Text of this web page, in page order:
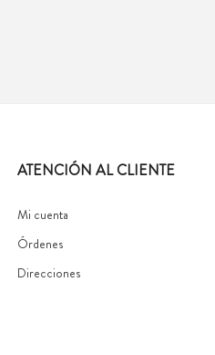
ATENCIÓN AL CLIENTE
Mi cuenta
Órdenes
Direcciones